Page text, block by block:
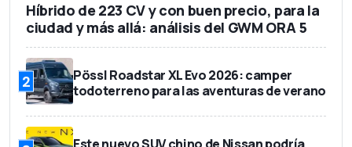
Híbrido de 223 CV y con buen precio, para la
ciudad y más allá: análisis del GWM ORA 5
2
Pössl Roadstar XL Evo 2026: camper
todoterreno para las aventuras de verano